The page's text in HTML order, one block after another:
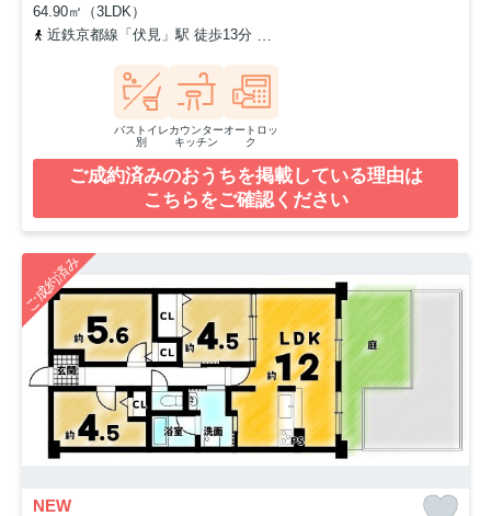
64.90㎡（3LDK）
近鉄京都線「伏見」駅 徒歩13分
バストイレ
別
カウンター
キッチン
オートロッ
ク
ご成約済みのおうちを掲載している理由は
こちらをご確認ください
ご成約済み
NEW